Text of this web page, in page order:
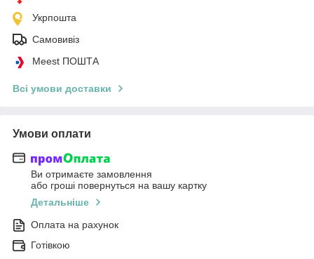
Укрпошта
Самовивіз
Meest ПОШТА
Всі умови доставки
Умови оплати
Ви отримаєте замовлення
або гроші повернуться на вашу картку
Детальніше
Оплата на рахунок
Готівкою